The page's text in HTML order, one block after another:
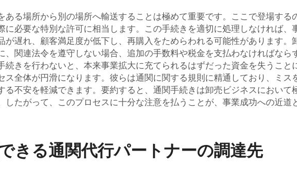
ある場所から別の場所へ輸送することは極めて重要です。ここで登場す
に必要な特別な許可に相当します。この手続きを適切に処理しなければ
が遅れ、顧客満足度が低下し、再購入をためらわれる可能性があります
、関連法令を遵守しない場合、追加の手数料や税金を支払わなければな
続きを行わないと、本来事業拡大に充てられるはずだった資金を失うこ
ス全体が円滑になります。彼らは通関に関する規則に精通しており、ミ
る不安を軽減できます。要約すると、通関手続きは卸売ビジネスにおい
たがって、このプロセスに十分な注意を払うことが、事業成功への近道
きる通関代行パートナーの調達先